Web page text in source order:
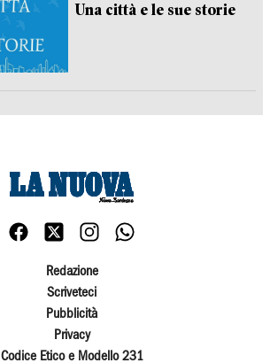
Una città e le sue storie
Redazione
Scriveteci
Pubblicità
Privacy
Codice Etico e Modello 231